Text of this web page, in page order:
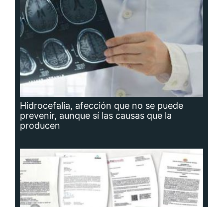
Hidrocefalia, afección que no se puede
prevenir, aunque sí las causas que la
producen